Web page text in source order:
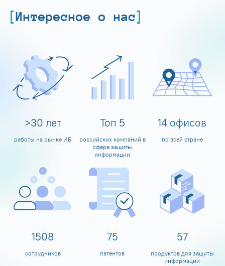
Интересное о нас
>30 лет
работы на рынке ИБ
Топ 5
российских компаний в
сфере защиты
информации
14 офисов
по всей стране
1600
сотрудников
80
патентов
60
продуктов для защиты
информации